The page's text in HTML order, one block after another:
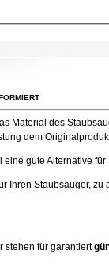
Material des
dem
gute Alternative für
Ihren Staubsauger, zu
stehen für garantiert